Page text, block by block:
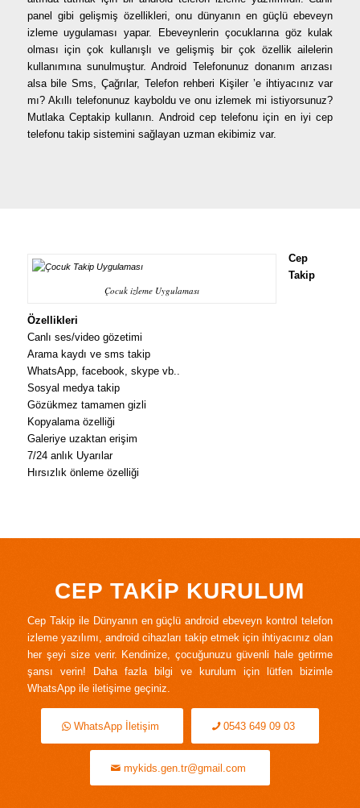
panel gibi gelişmiş özellikleri, onu dünyanın en güçlü ebeveyn
izleme uygulaması yapar. Ebeveynlerin çocuklarına göz kulak
olması için çok kullanışlı ve gelişmiş bir çok özellik ailelerin
kullanımına sunulmuştur. Android Telefonunuz donanım arızası
alsa bile Sms, Çağrılar, Telefon rehberi Kişiler ’e ihtiyacınız var
mı? Akıllı telefonunuz kayboldu ve onu izlemek mi istiyorsunuz?
Mutlaka Ceptakip kullanın. Android cep telefonu için en iyi cep
telefonu takip sistemini sağlayan uzman ekibimiz var.
Çocuk izleme Uygulaması
Cep
Takip
Özellikleri
Canlı ses/video gözetimi
Arama kaydı ve sms takip
WhatsApp, facebook, skype vb..
Sosyal medya takip
Gözükmez tamamen gizli
Kopyalama özelliği
Galeriye uzaktan erişim
7/24 anlık Uyarılar
Hırsızlık önleme özelliği
CEP TAKİP KURULUM
Cep Takip ile Dünyanın en güçlü android ebeveyn kontrol telefon
izleme yazılımı, android cihazları takip etmek için ihtiyacınız olan
her şeyi size verir. Kendinize, çocuğunuzu güvenli hale getirme
şansı verin! Daha fazla bilgi ve kurulum için lütfen bizimle
WhatsApp ile iletişime geçiniz.
WhatsApp İletişim 0543 649 09 03
mykids.gen.tr@gmail.com